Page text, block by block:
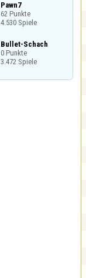
Pawn7
62 Punkte
4.530 Spiele
Bullet-Schach
0 Punkte
3.472 Spiele